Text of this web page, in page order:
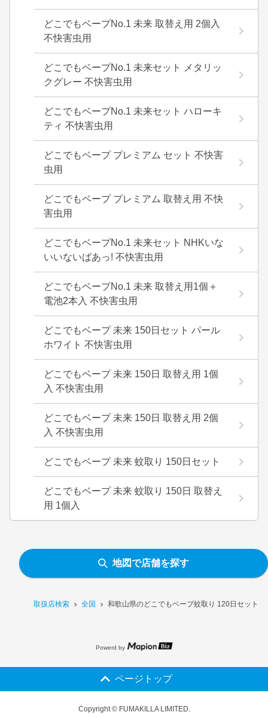
取扱店検索 全国 和歌山県のどこでもベープ蚊取り 120日セット
どこでもベープNo.1 未来 取替え用 2個入
不快害虫用
どこでもベープNo.1 未来セット メタリッ
クグレー 不快害虫用
どこでもベープNo.1 未来セット ハローキ
ティ 不快害虫用
どこでもベープ プレミアム セット 不快害
虫用
どこでもベープ プレミアム 取替え用 不快
害虫用
どこでもベープNo.1 未来セット NHKいな
いいないばあっ! 不快害虫用
どこでもベープNo.1 未来 取替え用1個＋
電池2本入 不快害虫用
どこでもベープ 未来 150日セット パール
ホワイト 不快害虫用
どこでもベープ 未来 150日 取替え用 1個
入 不快害虫用
どこでもベープ 未来 150日 取替え用 2個
入 不快害虫用
どこでもベープ 未来 蚊取り 150日セット
どこでもベープ 未来 蚊取り 150日 取替え
用 1個入
地図で店舗を探す
Powerd by
ページトップ
Copyright © FUMAKILLA LIMITED.